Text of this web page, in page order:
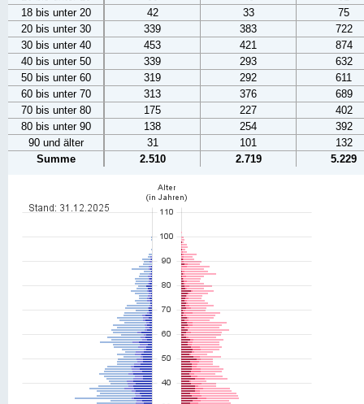
18 bis unter 20
42 33
75
20 bis unter 30
339 383
722
30 bis unter 40
453 421
874
40 bis unter 50
339 293
632
50 bis unter 60
319 292
611
60 bis unter 70
313 376
689
70 bis unter 80
175 227
402
80 bis unter 90
138 254
392
90 und älter
31 101
132
Summe
2.510 2.719 5.229